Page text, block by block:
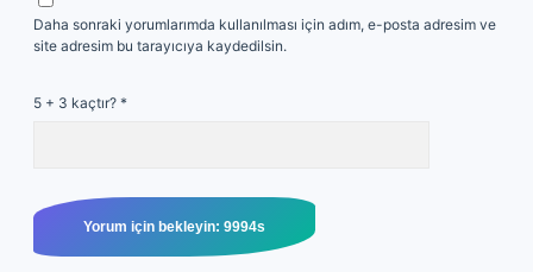
Daha sonraki yorumlarımda kullanılması için adım, e-posta adresim ve
site adresim bu tarayıcıya kaydedilsin.
5 + 3 kaçtır? *